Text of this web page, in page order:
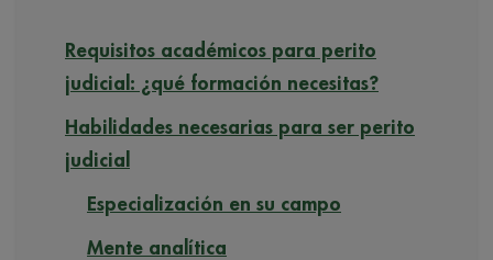
Requisitos académicos para perito
judicial: ¿qué formación necesitas?
Habilidades necesarias para ser perito
judicial
Especialización en su campo
Mente analítica